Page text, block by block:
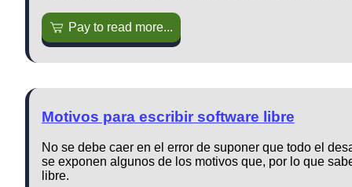
Pay to read more...
Motivos para escribir software libre
No se debe caer en el error de suponer que todo el
se exponen algunos de los motivos que, por lo que
libre.